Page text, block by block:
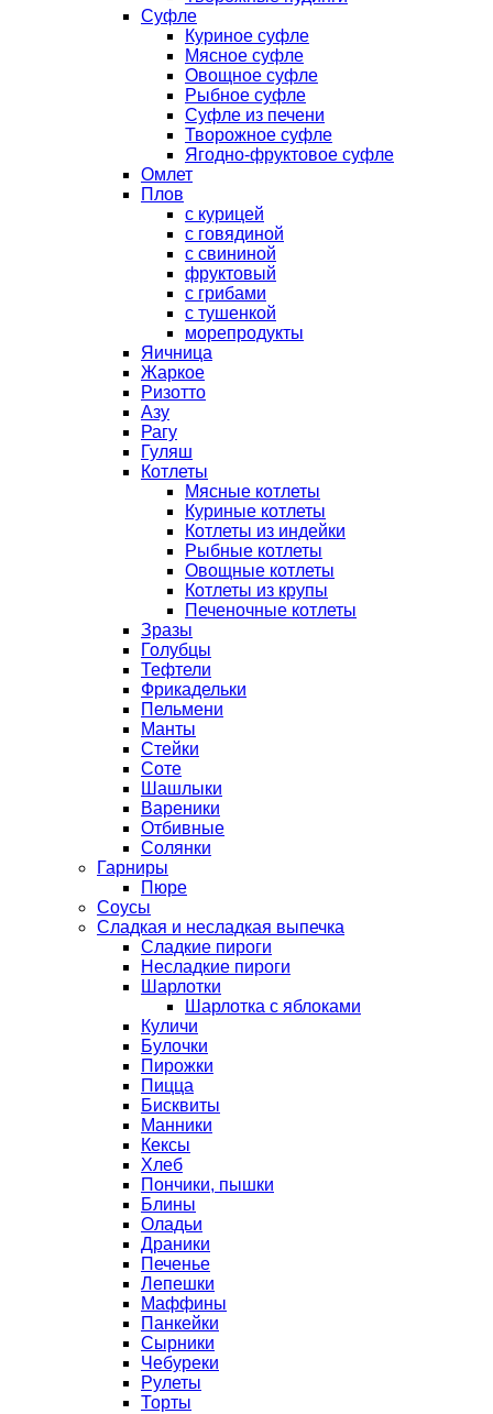
Суфле
Куриное суфле
Мясное суфле
Овощное суфле
Рыбное суфле
Суфле из печени
Творожное суфле
Ягодно-фруктовое суфле
Омлет
Плов
с курицей
с говядиной
с свининой
фруктовый
с грибами
с тушенкой
морепродукты
Яичница
Жаркое
Ризотто
Азу
Рагу
Гуляш
Котлеты
Мясные котлеты
Куриные котлеты
Котлеты из индейки
Рыбные котлеты
Овощные котлеты
Котлеты из крупы
Печеночные котлеты
Зразы
Голубцы
Тефтели
Фрикадельки
Пельмени
Манты
Стейки
Соте
Шашлыки
Вареники
Отбивные
Солянки
Гарниры
Пюре
Соусы
Сладкая и несладкая выпечка
Сладкие пироги
Несладкие пироги
Шарлотки
Шарлотка с яблоками
Куличи
Булочки
Пирожки
Пицца
Бисквиты
Манники
Кексы
Хлеб
Пончики, пышки
Блины
Оладьи
Драники
Печенье
Лепешки
Маффины
Панкейки
Сырники
Чебуреки
Рулеты
Торты